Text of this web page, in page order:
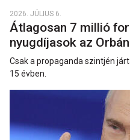
2026. JÚLIUS 6.
Átlagosan 7 millió
nyugdíjasok az
Csak a propaganda szintjén
15 évben.